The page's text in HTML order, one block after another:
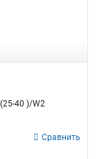
40 )/W2
Сравнить